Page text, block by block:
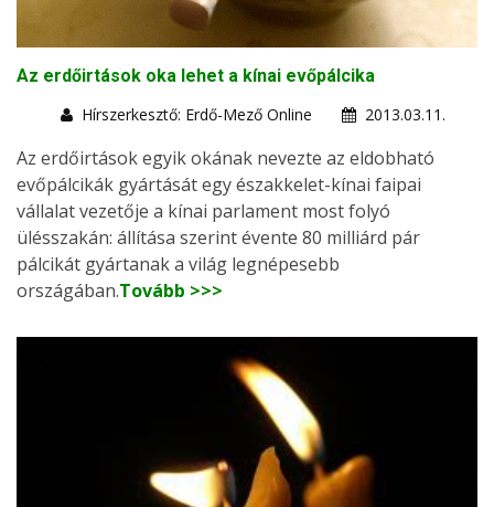
Az erdőirtások oka lehet a kínai evőpálcika
Hírszerkesztő: Erdő-Mező Online
2013.03.11.
Az erdőirtások egyik okának nevezte az eldobható
evőpálcikák gyártását egy északkelet-kínai faipai
vállalat vezetője a kínai parlament most folyó
ülésszakán: állítása szerint évente 80 milliárd pár
pálcikát gyártanak a világ legnépesebb
országában.Tovább >>>